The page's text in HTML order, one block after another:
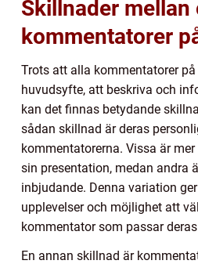
Skillnader mellan
kommentatorer
Trots att alla kommentatorer
huvudsyfte, att beskriva och
kan det finnas betydande
sådan skillnad är deras
kommentatorerna. Vissa är
sin presentation, medan andra
inbjudande. Denna variation
upplevelser och möjlighet att
kommentator som passar
En annan skillnad är